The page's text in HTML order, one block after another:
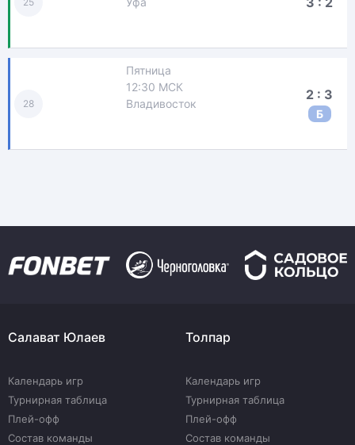
28
Пятница
12:30 МСК
Владивосток
2 : 3
Б
Салават Юлаев
Календарь игр
Турнирная таблица
Плей-офф
Состав команды
Толпар
Календарь игр
Турнирная таблица
Плей-офф
Состав команды